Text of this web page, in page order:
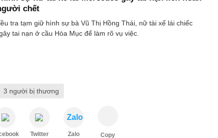
chết
tra tạm giữ hình sự bà Vũ Thị Hồng Thái, nữ tài xế lái chiếc
tai nạn ở cầu Hòa Mục để làm rõ vụ việc.
3 người bị thương
Twitter
Zalo
Zalo Copy